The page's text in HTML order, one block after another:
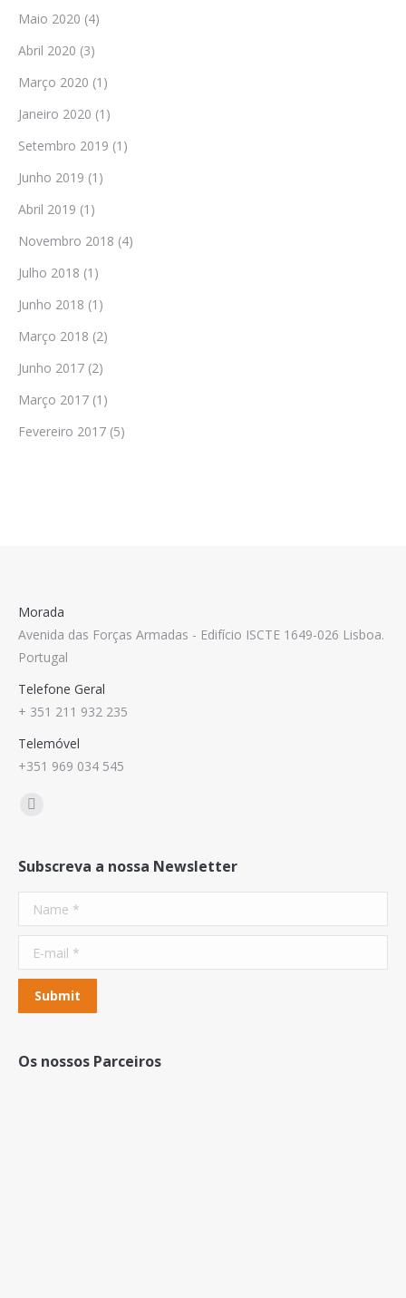
Maio 2020 (4)
Abril 2020 (3)
Março 2020 (1)
Janeiro 2020 (1)
Setembro 2019 (1)
Junho 2019 (1)
Abril 2019 (1)
Novembro 2018 (4)
Julho 2018 (1)
Junho 2018 (1)
Março 2018 (2)
Junho 2017 (2)
Março 2017 (1)
Fevereiro 2017 (5)
Morada
Avenida das Forças Armadas - Edifício ISCTE 1649-026 Lisboa.
Portugal
Telefone Geral
+ 351 211 932 235
Telemóvel
+351 969 034 545
Find us on:
Subscreva a nossa Newsletter
Name *
E-mail *
Submit
Os nossos Parceiros